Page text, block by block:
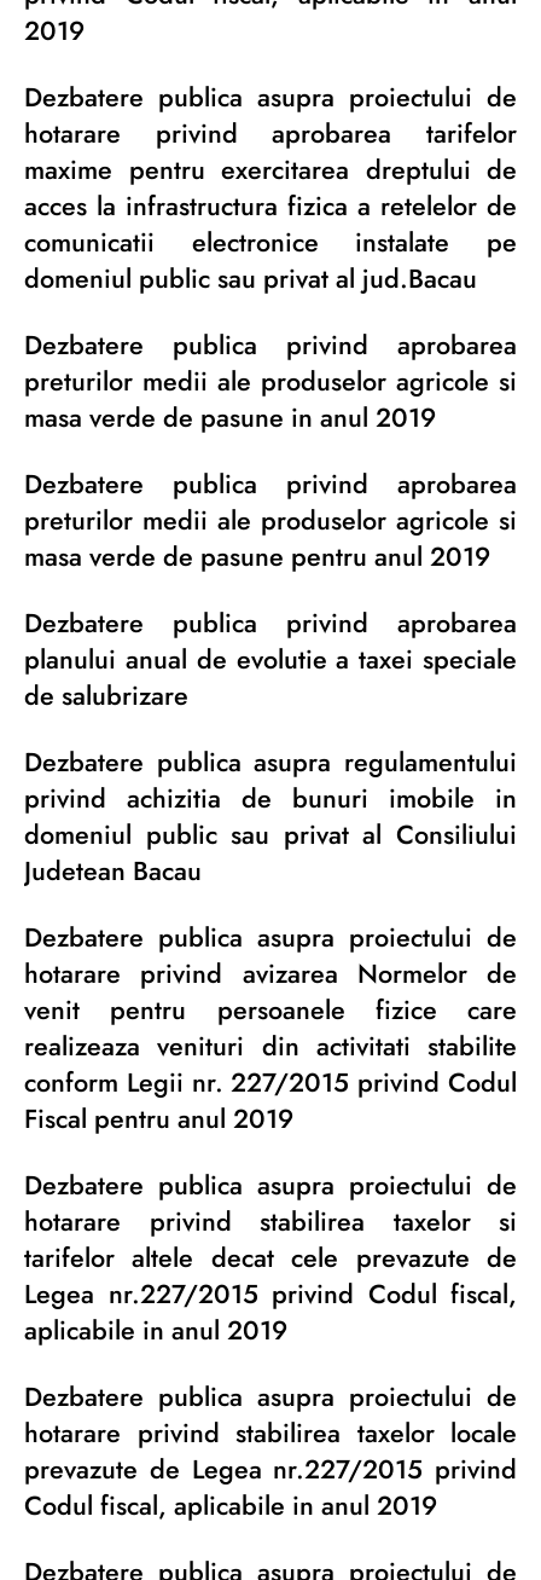
2019
Dezbatere publica asupra proiectului de
hotarare privind aprobarea tarifelor
maxime pentru exercitarea dreptului de
acces la infrastructura fizica a retelelor de
comunicatii electronice instalate pe
domeniul public sau privat al jud.Bacau
Dezbatere publica privind aprobarea
preturilor medii ale produselor agricole si
masa verde de pasune in anul 2019
Dezbatere publica privind aprobarea
preturilor medii ale produselor agricole si
masa verde de pasune pentru anul 2019
Dezbatere publica privind aprobarea
planului anual de evolutie a taxei speciale
de salubrizare
Dezbatere publica asupra regulamentului
privind achizitia de bunuri imobile in
domeniul public sau privat al Consiliului
Judetean Bacau
Dezbatere publica asupra proiectului de
hotarare privind avizarea Normelor de
venit pentru persoanele fizice care
realizeaza venituri din activitati stabilite
conform Legii nr. 227/2015 privind Codul
Fiscal pentru anul 2019
Dezbatere publica asupra proiectului de
hotarare privind stabilirea taxelor si
tarifelor altele decat cele prevazute de
Legea nr.227/2015 privind Codul fiscal,
aplicabile in anul 2019
Dezbatere publica asupra proiectului de
hotarare privind stabilirea taxelor locale
prevazute de Legea nr.227/2015 privind
Codul fiscal, aplicabile in anul 2019
Dezbatere publica asupra proiectului de